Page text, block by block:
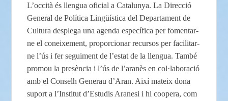
L’occità és llengua oficial a Catalunya. La Direcció
General de Política Lingüística del Departament de
Cultura desplega una agenda específica per fomentar-
ne el coneixement, proporcionar recursos per facilitar-
ne l’ús i fer seguiment de l’estat de la llengua. També
promou la presència i l’ús de l’aranès en col·laboració
amb el Conselh Generau d’Aran. Així mateix dona
suport a l’Institut d’Estudis Aranesi i hi coopera, com